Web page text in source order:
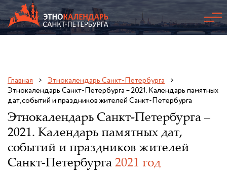
Главная
Этнокалендарь Санкт-Петербурга
Этнокалендарь Санкт-Петербурга – 2021. Календарь памятных
дат, событий и праздников жителей Санкт-Петербурга
Этнокалендарь Санкт-Петербурга –
2021. Календарь памятных дат,
событий и праздников жителей
Санкт-Петербурга 2021 год